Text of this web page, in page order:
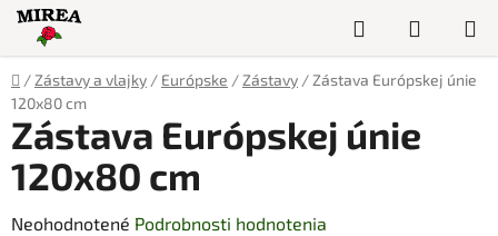
Prejsť
obsah
Hľadať
KOŠÍK
Domov
/ Zástavy a vlajky / Európske / Zástavy / Zástava Európskej únie
120x80 cm
Zástava Európskej únie
120x80 cm
Priemerné
Neohodnotené Podrobnosti hodnotenia